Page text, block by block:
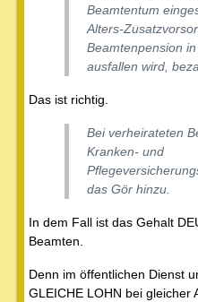
Beamtentum
Alters-
Beamtenpension
ausfallen wird,
Das ist richtig.
Bei verheirateten
Kranken- und
das Gör hinzu.
In dem Fall ist das Gehalt
Beamten.
Denn im öffentlichen Dienst
GLEICHE LOHN bei gleicher